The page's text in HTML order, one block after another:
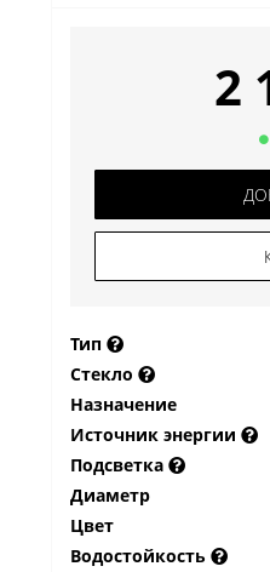
2
Тип
Стекло
Назначение
Источник энергии
Подсветка
Диаметр
Цвет
Водостойкость